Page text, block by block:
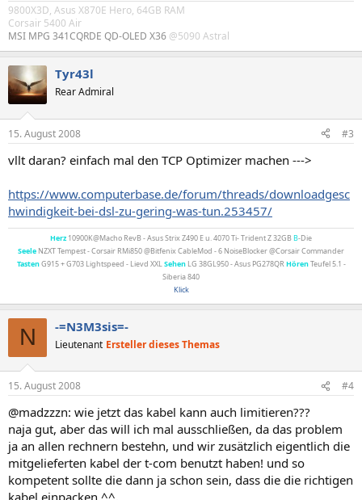
9800X3D, Asus X870E Hero, 64GB RAM
Corsair 5400 Air
MSI MPG 341CQRDE QD-OLED X36 @5090 Astral
Tyr43l
Rear Admiral
15. August 2008 #3
vllt daran? einfach mal den TCP Optimizer machen --->
https://www.computerbase.de/forum/threads/downloadgesc
hwindigkeit-bei-dsl-zu-gering-was-tun.253457/
Herz 10900K@Macho RevB - Asus Strix Z490 E u. 4070 Ti- Trident Z 32GBB-Die
Seele NZXT Tempest - Corsair RMi850 @Bitfenix CableMod - 6 NoiseBlocker @Corsair Commander
TastenG915 + G703 Lightspeed - Lievd XXL SehenLG 38GL950 - Asus PG278QR HörenTeufel 5.1 -
Siberia 840
Klick
N -=N3M3sis=-
Lieutenant Ersteller dieses Themas
15. August 2008 #4
@madzzzn: wie jetzt das kabel kann auch limitieren???
naja gut, aber das will ich mal ausschließen, da das problem
ja an allen rechnern bestehn, und wir zusätzlich eigentlich die
mitgelieferten kabel der t-com benutzt haben! und so
kompetent sollte die dann ja schon sein, dass die die richtigen
kabel einpacken ^^.